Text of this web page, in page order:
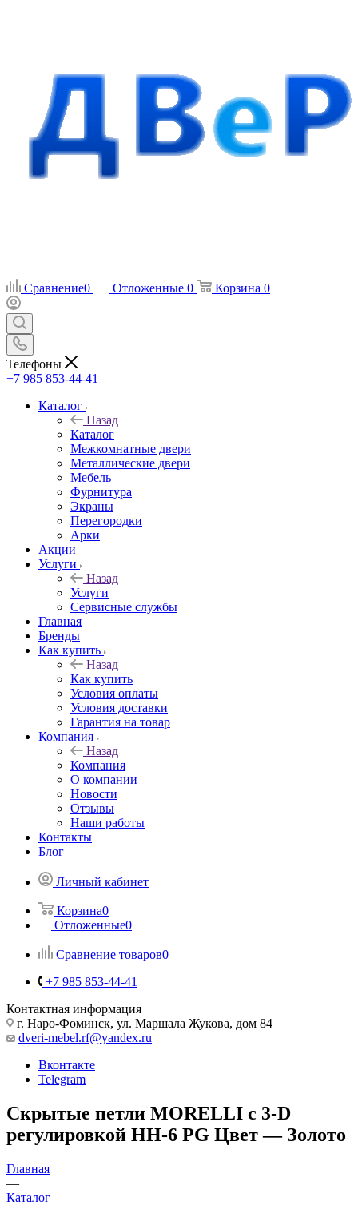
Сравнение0 Отложенные 0 Корзина 0
Телефоны
+7 985 853-44-41
Каталог
Назад
Каталог
Межкомнатные двери
Металлические двери
Мебель
Фурнитура
Экраны
Перегородки
Арки
Акции
Услуги
Назад
Услуги
Сервисные службы
Главная
Бренды
Как купить
Назад
Как купить
Условия оплаты
Условия доставки
Гарантия на товар
Компания
Назад
Компания
О компании
Новости
Отзывы
Наши работы
Контакты
Блог
Личный кабинет
Корзина0
Отложенные0
Сравнение товаров0
+7 985 853-44-41
Контактная информация
г. Наро-Фоминск, ул. Маршала Жукова, дом 84
dveri-mebel.rf@yandex.ru
Вконтакте
Telegram
Скрытые петли MORELLI с 3-D
регулировкой HH-6 PG Цвет — Золото
Главная
—
Каталог